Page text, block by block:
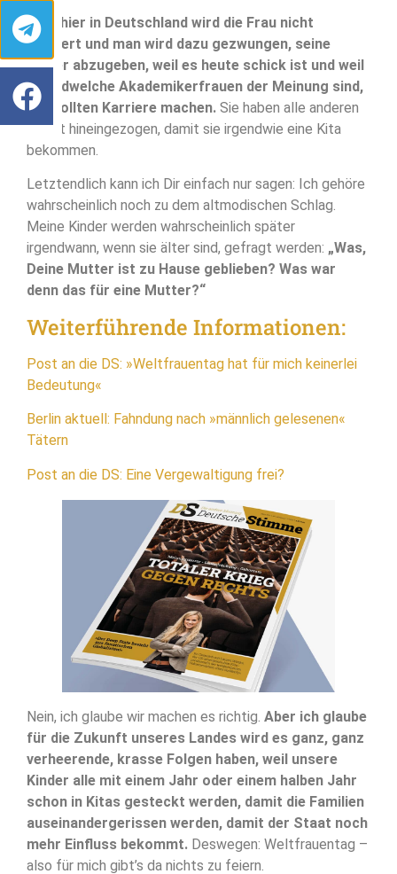
Also hier in Deutschland wird die Frau nicht
gefeiert und man wird dazu gezwungen, seine
Kinder abzugeben, weil es heute schick ist und weil
irgendwelche Akademikerfrauen der Meinung sind,
sie wollten Karriere machen. Sie haben alle anderen
da mit hineingezogen, damit sie irgendwie eine Kita
bekommen.
Letztendlich kann ich Dir einfach nur sagen: Ich gehöre
wahrscheinlich noch zu dem altmodischen Schlag.
Meine Kinder werden wahrscheinlich später
irgendwann, wenn sie älter sind, gefragt werden: „Was,
Deine Mutter ist zu Hause geblieben? Was war
denn das für eine Mutter?“
Weiterführende Informationen:
Post an die DS: »Weltfrauentag hat für mich keinerlei
Bedeutung«
Berlin aktuell: Fahndung nach »männlich gelesenen«
Tätern
Post an die DS: Eine Vergewaltigung frei?
Nein, ich glaube wir machen es richtig. Aber ich glaube
für die Zukunft unseres Landes wird es ganz, ganz
verheerende, krasse Folgen haben, weil unsere
Kinder alle mit einem Jahr oder einem halben Jahr
schon in Kitas gesteckt werden, damit die Familien
auseinandergerissen werden, damit der Staat noch
mehr Einfluss bekommt. Deswegen: Weltfrauentag –
also für mich gibt’s da nichts zu feiern.